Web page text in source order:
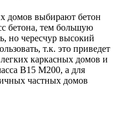
домов выбирают бетон
бетона, тем большую
но чересчур высокий
т.к. это приведет
каркасных домов и
В15 М200, а для
частных домов